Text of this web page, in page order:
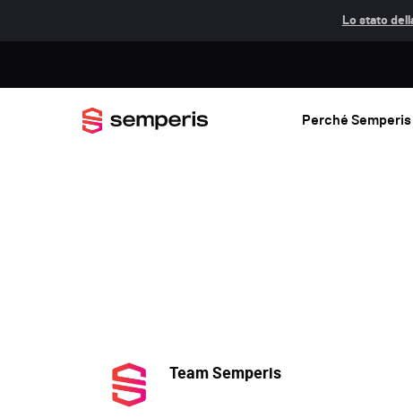
Lo stato
Perché Semperis
Team Semperis